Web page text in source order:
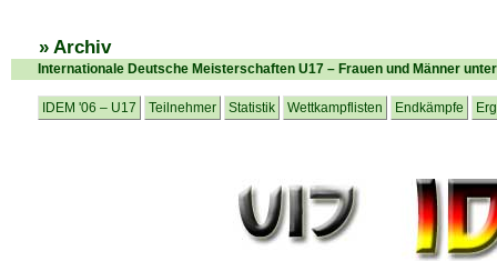
» Archiv
Internationale Deutsche Meisterschaften U17 – Frauen und Männer
IDEM '06 – U17 Teilnehmer Statistik Wettkampflisten Endkämpfe